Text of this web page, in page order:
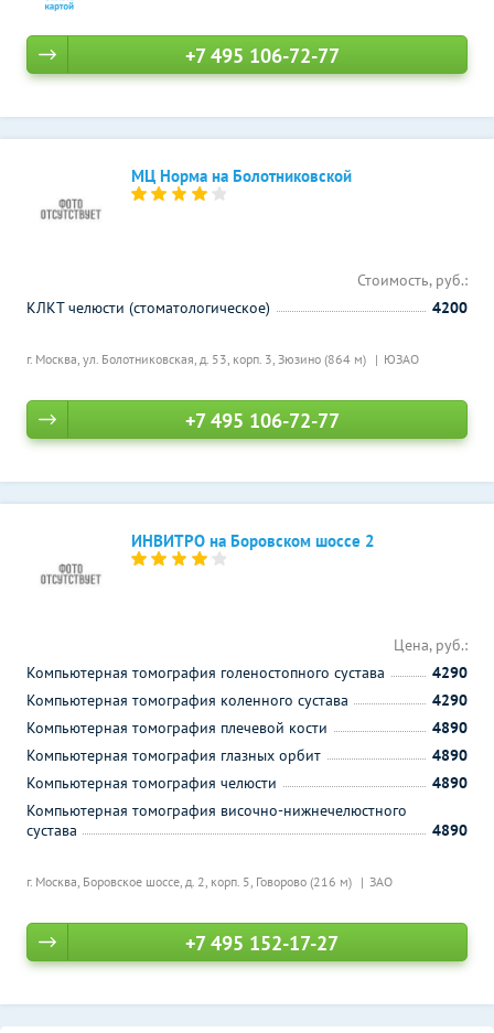
+7 495 106-72-77
МЦ Норма на Болотниковской
г. Москва, ул. Болотниковская, д. 53, корп. 3, Зюзино (864 м) ЮЗАО
Стоимость, руб.:
КЛКТ челюсти (стоматологическое)
4200
+7 495 106-72-77
ИНВИТРО на Боровском шоссе 2
г. Москва, Боровское шоссе, д. 2, корп. 5, Говорово (216 м) ЗАО
Цена, руб.:
Компьютерная томография голеностопного сустава
4290
Компьютерная томография коленного сустава
4290
Компьютерная томография плечевой кости
4890
Компьютерная томография глазных орбит
4890
Компьютерная томография челюсти
4890
Компьютерная томография височно-нижнечелюстного
сустава
4890
+7 495 152-17-27